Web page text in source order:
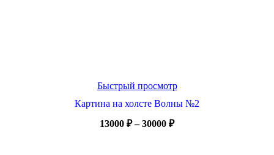
Быстрый просмотр
Картина на холсте Волны №2
13000 ₽ – 30000 ₽Диапазон